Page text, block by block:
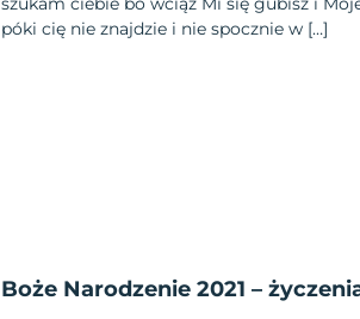
póki cię nie znajdzie i nie spocznie w […]
Boże Narodzenie 2021 –